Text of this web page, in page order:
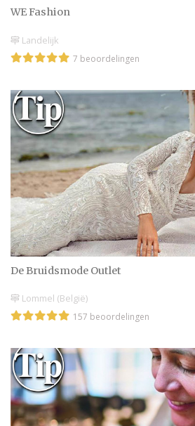
WE Fashion
Landelijk
7 beoordelingen
De Bruidsmode Outlet
Lommel (België)
157 beoordelingen